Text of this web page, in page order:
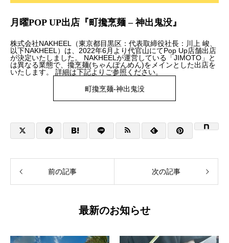
月曜POP UP出店『町攙烹麺 – 神出鬼没』
株式会社NAKHEEL（東京都目黒区：代表取締役社⻑：川上 峻、
以下NAKHEEL）は、2022年6月より代官山にてPop Up店舗出店
が決定いたしました。 NAKHEELが運営している「JIMOTO」と
は異なる業態で、攙烹麺(ちゃんぽんめん)をメインとした出店を
いたします。 詳細は下記よりご参照ください。
町攙烹麺-神出鬼没
前の記事 次の記事
最新のお知らせ